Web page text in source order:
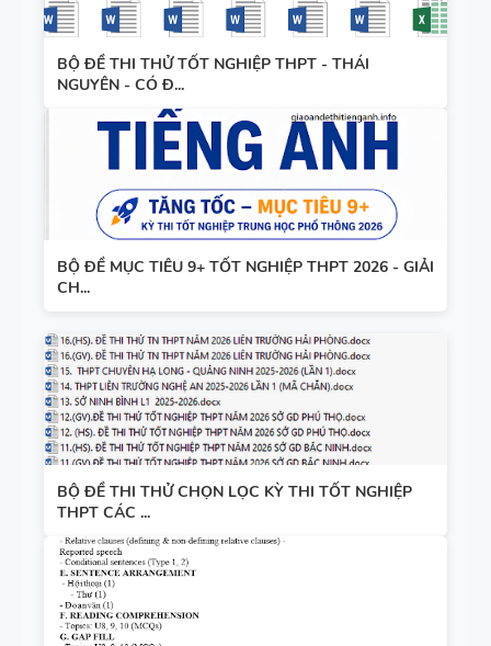
BỘ ĐỀ THI THỬ TỐT NGHIỆP THPT - THÁI
NGUYÊN - CÓ Đ...
BỘ ĐỀ MỤC TIÊU 9+ TỐT NGHIỆP THPT 2026 - GIẢI
CH...
BỘ ĐỀ THI THỬ CHỌN LỌC KỲ THI TỐT NGHIỆP
THPT CÁC ...